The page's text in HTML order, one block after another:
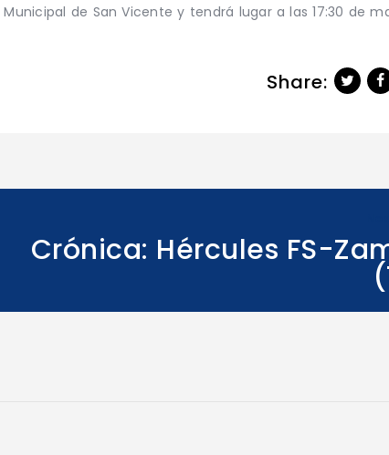
de San Vicente y tendrá lugar a las 17:30 de
Share:
Crónica: Hércules FS-